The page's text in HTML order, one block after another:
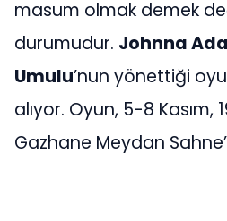
masum olmak demek
durumudur. Johnna
Umulu’nun yönettiği
alıyor. Oyun, 5-8 Kasım,
Gazhane Meydan